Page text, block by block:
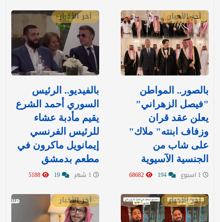
آخر الأخبار
بالصور.. المواطن
"فيصل الزهراني"
يعلن عقد قران
وزفاف ابنته" ملاك"
على شاب من
الجنسية الآسيوية
آخر الأخبار
بالفيديو.. الرئيس
السوري أحمد الشرع
يقيم مأدبة عشاء
للرئيس الفرنسي
إيمانويل ماكرون في
مطعم بدمشق
آخر الأخبار آخر الأخبار